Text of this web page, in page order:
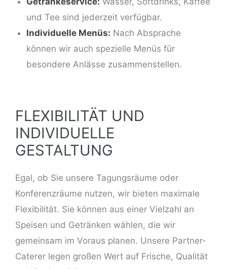
und Tee sind jederzeit verfügbar.
Individuelle Menüs: Nach Absprache
können wir auch spezielle Menüs für
besondere Anlässe zusammenstellen.
FLEXIBILITÄT UND
INDIVIDUELLE
GESTALTUNG
Egal, ob Sie unsere Tagungsräume oder
Konferenzräume nutzen, wir bieten maximale
Flexibilität. Sie können aus einer Vielzahl an
Speisen und Getränken wählen, die wir
gemeinsam im Voraus planen. Unsere Partner-
Caterer legen großen Wert auf Frische, Qualität